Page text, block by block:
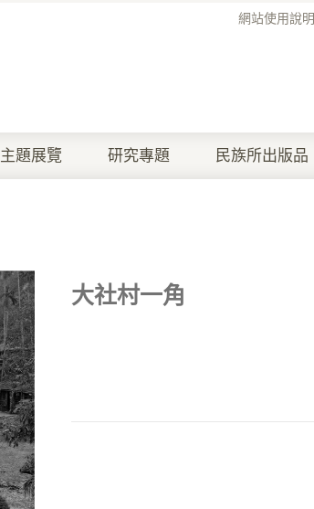
網站使用說明
主題展覽 研究專題 民族所出版品
大社村一角